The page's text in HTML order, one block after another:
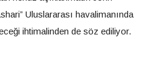
Uluslararası havalimanında
ihtimalinden de söz ediliyor.